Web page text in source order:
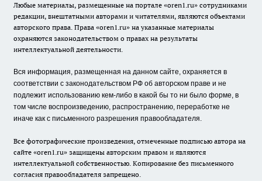
Любые материалы, размещенные на портале «oren1.ru» сотрудниками
редакции, внештатными авторами и читателями, являются объектами
авторского права. Права «oren1.ru» на указанные материалы
охраняются законодательством о правах на результаты
интеллектуальной деятельности.
Вся информация, размещенная на данном сайте, охраняется в
соответствии с законодательством РФ об авторском праве и не
подлежит использованию кем-либо в какой бы то ни было форме, в
том числе воспроизведению, распространению, переработке не
иначе как с письменного разрешения правообладателя.
Все фотографические произведения, отмеченные подписью автора на
сайте «oren1.ru» защищены авторским правом и являются
интеллектуальной собственностью. Копирование без письменного
согласия правообладателя запрещено.